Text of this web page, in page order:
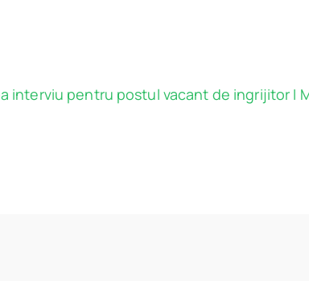
interviu pentru postul vacant de ingrijitor I